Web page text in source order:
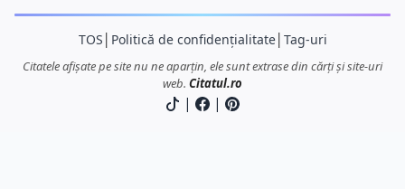
TOS Politică de confidențialitate│ Tag-uri
Citatele afișate pe site nu ne aparțin, ele sunt extrase din cărți și site-uri
web. Citatul.ro
| |